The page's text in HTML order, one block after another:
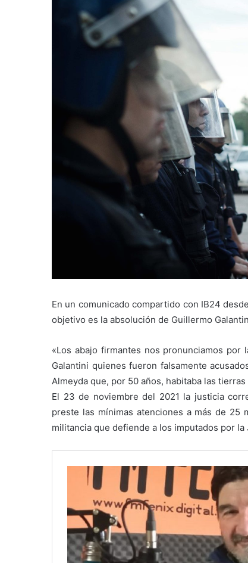
En un comunicado compartido con IB24
objetivo es la absolución de Guillermo
«Los abajo firmantes nos pronunciamos por
Galantini quienes fueron falsamente
Almeyda que, por 50 años, habitaba las
El 23 de noviembre del 2021 la justicia
preste las mínimas atenciones a más de 25
militancia que defiende a los imputados por